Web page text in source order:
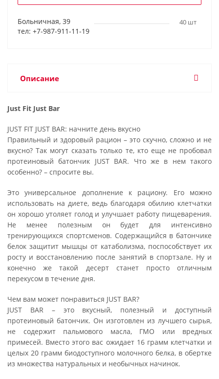
Больничная, 39
тел: +7-987-911-11-19
40 шт
Описание
Just Fit Just Bar
JUST FIT JUST BAR: начните день вкусно
Правильный и здоровый рацион – это скучно, сложно и не
вкусно? Так могут сказать только те, кто еще не пробовал
протеиновый батончик JUST BAR. Что же в нем такого
особенно? – спросите вы.
Это универсальное дополнение к рациону. Его можно
использовать на диете, ведь благодаря обилию клетчатки
он хорошо утоляет голод и улучшает работу пищеварения.
Не менее полезным он будет для интенсивно
тренирующихся спортсменов. Содержащийся в батончике
белок защитит мышцы от катаболизма, поспособствует их
росту и восстановлению после занятий в спортзале. Ну и
конечно же такой десерт станет просто отличным
перекусом в течение дня.
Чем вам может понравиться JUST BAR?
JUST BAR – это вкусный, полезный и доступный
протеиновый батончик. Он изготовлен из лучшего сырья,
не содержит пальмового масла, ГМО или вредных
примесей. Вместо этого вас ожидает 16 грамм клетчатки и
целых 20 грамм биодоступного молочного белка, в обертке
из множества натуральных и необычных начинок.